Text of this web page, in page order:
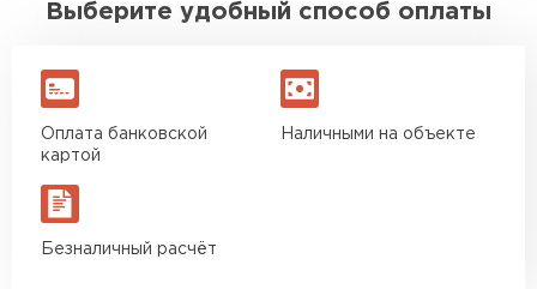
Выберите удобный способ оплаты
Оплата банковской
картой
Наличными на объекте
Безналичный расчёт